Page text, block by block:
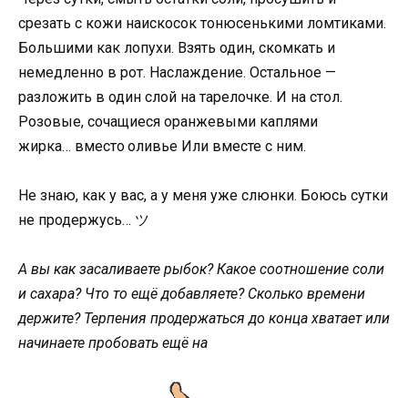
срезать с кожи наискосок тонюсенькими ломтиками.
Большими как лопухи. Взять один, скомкать и
немедленно в рот. Наслаждение. Остальное —
разложить в один слой на тарелочке. И на стол.
Розовые, сочащиеся оранжевыми каплями
жирка… вместо оливье Или вместе с ним.
Не знаю, как у вас, а у меня уже слюнки. Боюсь сутки
не продержусь… ツ
А вы как засаливаете рыбок? Какое соотношение соли
и сахара? Что то ещё добавляете? Сколько времени
держите? Терпения продержаться до конца хватает или
начинаете пробовать ещё на